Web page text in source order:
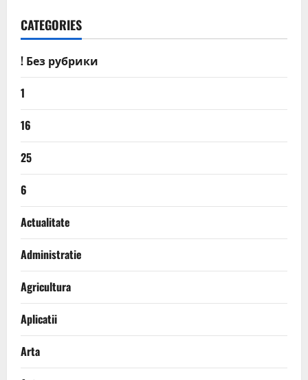
CATEGORIES
! Без рубрики
1
16
25
6
Actualitate
Administratie
Agricultura
Aplicatii
Arta